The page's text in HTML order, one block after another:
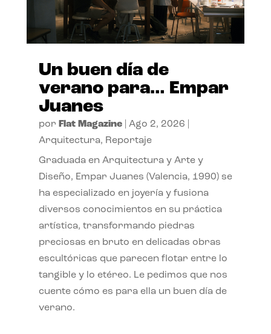
Un buen día de
verano para… Empar
Juanes
por Flat Magazine| Ago 2, 2026
Arquitectura, Reportaje
Graduada en Arquitectura y Arte y
Diseño, Empar Juanes (Valencia, 1990) se
ha especializado en joyería y fusiona
diversos conocimientos en su práctica
artística, transformando piedras
preciosas en bruto en delicadas obras
escultóricas que parecen flotar entre lo
tangible y lo etéreo. Le pedimos que nos
cuente cómo es para ella un buen día de
verano.